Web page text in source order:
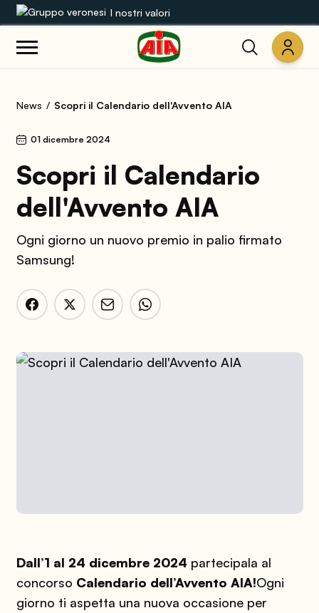
I nostri valori
Ricette
Prodotti
Guide
Mondo AIA
News Scopri il Calendario dell'Avvento AIA
01 dicembre 2024
Scopri il Calendario
dell'Avvento AIA
Ogni giorno un nuovo premio in palio firmato
Samsung!
Dall’1 al 24 dicembre 2024 partecipala al
concorso Calendario dell’Avvento AIA!Ogni
giorno ti aspetta una nuova occasione per